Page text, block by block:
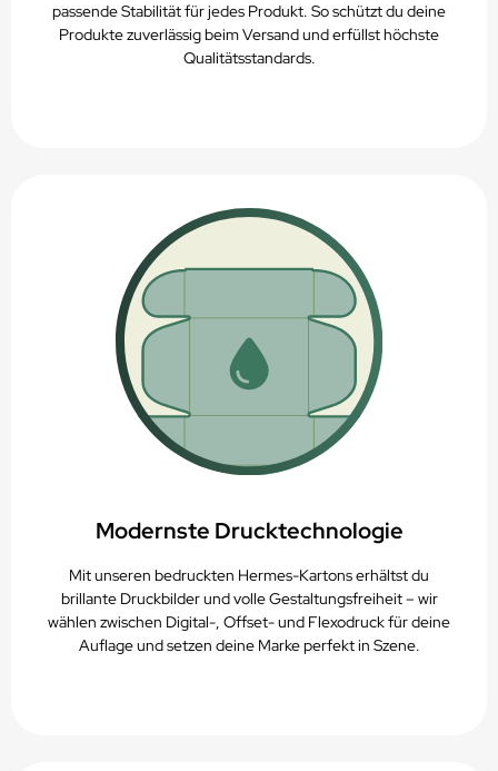
passende Stabilität für jedes Produkt. So schützt du deine
Produkte zuverlässig beim Versand und erfüllst höchste
Qualitätsstandards.
Modernste Drucktechnologie
Mit unseren bedruckten Hermes-Kartons erhältst du
brillante Druckbilder und volle Gestaltungsfreiheit – wir
wählen zwischen Digital-, Offset- und Flexodruck für deine
Auflage und setzen deine Marke perfekt in Szene.